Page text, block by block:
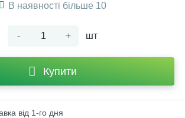
В наявності більше 10
- + шт
Купити
від 1-го дня